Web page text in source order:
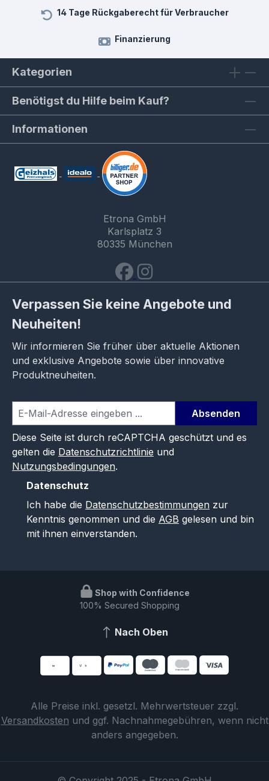
14 Tage Rückgaberecht für Verbraucher
Finanzierung
Kategorien
Benötigst du Hilfe beim Kauf?
Informationen
Etrona GmbH
Karlsplatz 3
80335 München
Verpassen Sie keine Angebote und
Neuheiten!
Wir informieren Sie früher über aktuelle Aktionen
und exklusive Angebote sowie über innovative
Produktneuheiten.
Absenden
Diese Seite ist durch reCAPTCHA geschützt und es
gelten die Datenschutzrichtlinie und
Nutzungsbedingungen.
Datenschutz
Ich habe die Datenschutzbestimmungen zur
Kenntnis genommen und die AGB gelesen und bin
mit ihnen einverstanden.
Shop with Confidence
100% Secured Shopping
Nach Oben
Alle Preise inkl. gesetzl. Mehrwertsteuer zzgl.
Versandkosten und ggf. Nachnahmegebühren, wenn nicht
anders angegeben.